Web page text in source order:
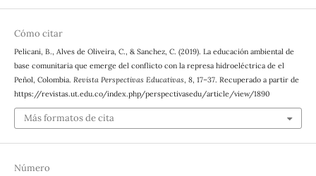
Cómo citar
Pelicani, B., Alves de Oliveira, C., & Sanchez, C. (2019). La educación ambiental de
base comunitaria que emerge del conflicto con la represa hidroeléctrica de el
Peñol, Colombia. Revista Perspectivas Educativas, 8, 17–37. Recuperado a partir de
https://revistas.ut.edu.co/index.php/perspectivasedu/article/view/1890
Más formatos de cita
Número